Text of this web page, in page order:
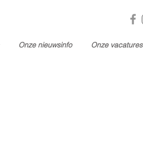
Onze nieuwsinfo Onze vacatures